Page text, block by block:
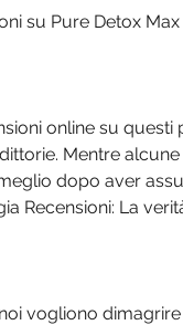
su Pure Detox
online su
Mentre
dopo aver
Recensioni: La
vogliono